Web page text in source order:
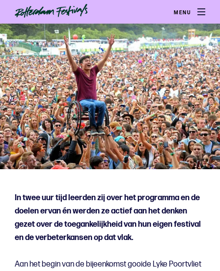
MENU
In twee uur tijd leerden zij over het programma en de
doelen ervan én werden ze actief aan het denken
gezet over de toegankelijkheid van hun eigen festival
en de verbeterkansen op dat vlak.
Aan het begin van de bijeenkomst gooide Lyke Poortvliet